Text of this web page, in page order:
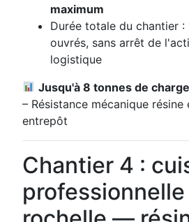
maximum
Durée totale du chantier :
ouvrés, sans arrêt de
logistique
Jusqu'à 8 tonnes de
– Résistance mécanique résine
entrepôt
Chantier 4 :
professionnelle